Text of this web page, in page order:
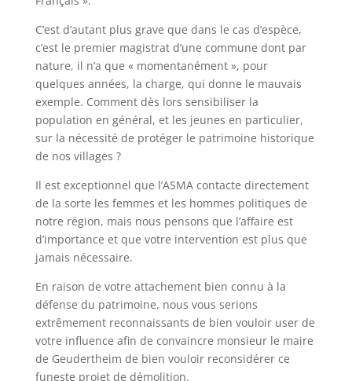
C’est d’autant plus grave que dans le cas d’espèce,
c’est le premier magistrat d’une commune dont par
nature, il n’a que « momentanément », pour
quelques années, la charge, qui donne le mauvais
exemple. Comment dès lors sensibiliser la
population en général, et les jeunes en particulier,
sur la nécessité de protéger le patrimoine historique
de nos villages ?
Il est exceptionnel que l’ASMA contacte directement
de la sorte les femmes et les hommes politiques de
notre région, mais nous pensons que l’affaire est
d’importance et que votre intervention est plus que
jamais nécessaire.
En raison de votre attachement bien connu à la
défense du patrimoine, nous vous serions
extrêmement reconnaissants de bien vouloir user de
votre influence afin de convaincre monsieur le maire
de Geudertheim de bien vouloir reconsidérer ce
funeste projet de démolition.